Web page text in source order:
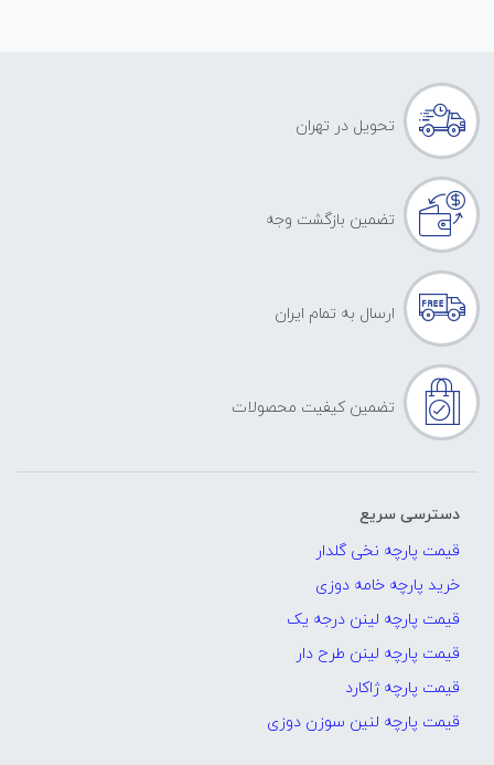
تحویل در تهران
تضمین بازگشت وجه
ارسال به تمام ایران
تضمین کیفیت محصولات
دسترسی سریع
قیمت پارچه نخی گلدار
خرید پارچه خامه دوزی
قیمت پارچه لینن درجه یک
قیمت پارچه لینن طرح دار
قیمت پارچه ژاکارد
قیمت پارچه لنین سوزن دوزی